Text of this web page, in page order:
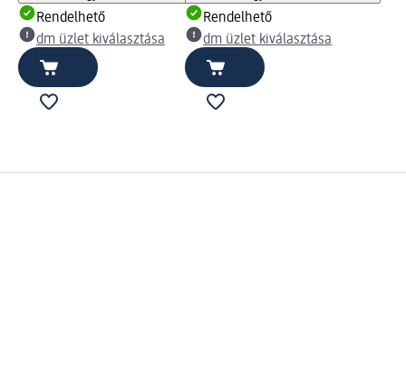
Rendelhető
dm üzlet kiválasztása
Rendelhető
dm üzlet kiválasztása